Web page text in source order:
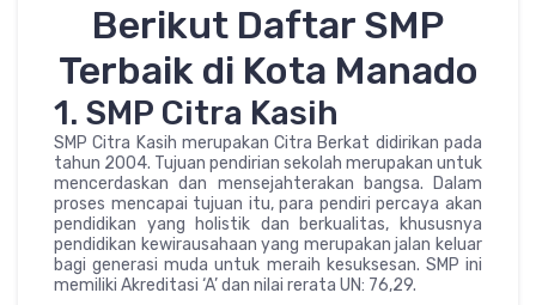
Berikut Daftar SMP
Terbaik di Kota Manado
1. SMP Citra Kasih
SMP Citra Kasih merupakan Citra Berkat didirikan pada
tahun 2004. Tujuan pendirian sekolah merupakan untuk
mencerdaskan dan mensejahterakan bangsa. Dalam
proses mencapai tujuan itu, para pendiri percaya akan
pendidikan yang holistik dan berkualitas, khususnya
pendidikan kewirausahaan yang merupakan jalan keluar
bagi generasi muda untuk meraih kesuksesan. SMP ini
memiliki Akreditasi ‘A’ dan nilai rerata UN: 76,29.